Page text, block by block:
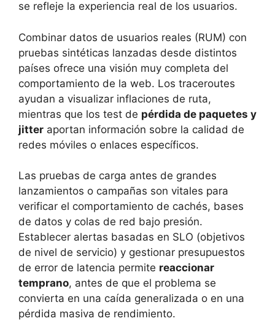
se refleje la experiencia real de los usuarios.
Combinar datos de usuarios reales (RUM) con
pruebas sintéticas lanzadas desde distintos
países ofrece una visión muy completa del
comportamiento de la web. Los traceroutes
ayudan a visualizar inflaciones de ruta,
mientras que los test de pérdida de paquetes y
jitter aportan información sobre la calidad de
redes móviles o enlaces específicos.
Las pruebas de carga antes de grandes
lanzamientos o campañas son vitales para
verificar el comportamiento de cachés, bases
de datos y colas de red bajo presión.
Establecer alertas basadas en SLO (objetivos
de nivel de servicio) y gestionar presupuestos
de error de latencia permite reaccionar
temprano, antes de que el problema se
convierta en una caída generalizada o en una
pérdida masiva de rendimiento.